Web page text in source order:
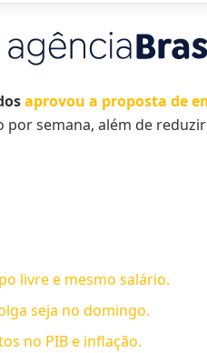
aprovou a proposta de
semana, além de
livre e mesmo salário.
seja no domingo.
no PIB e inflação.